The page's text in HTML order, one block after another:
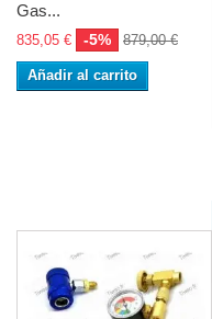
Gas...
835,05 € -5% 879,00 €
Añadir al carrito